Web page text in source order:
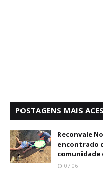
POSTAGENS MAIS
Reconvale
encontrado
comunidade
07:06